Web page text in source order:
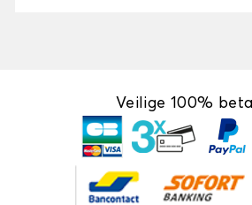
Veilige 100%